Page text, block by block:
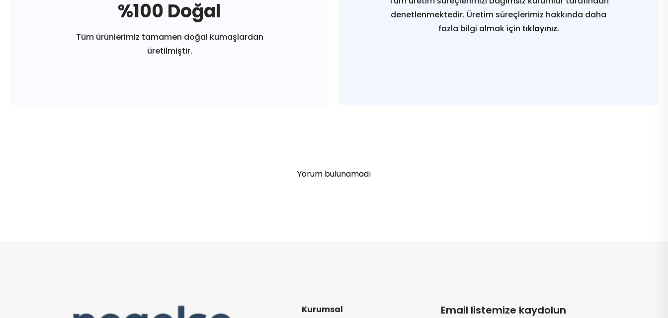
%100 Doğal
Tüm ürünlerimiz tamamen doğal kumaşlardan
üretilmiştir.
denetlenmektedir. Üretim süreçlerimiz hakkında daha
fazla bilgi almak için tıklayınız.
Yorum bulunamadı
Kurumsal Email listemize kaydolun